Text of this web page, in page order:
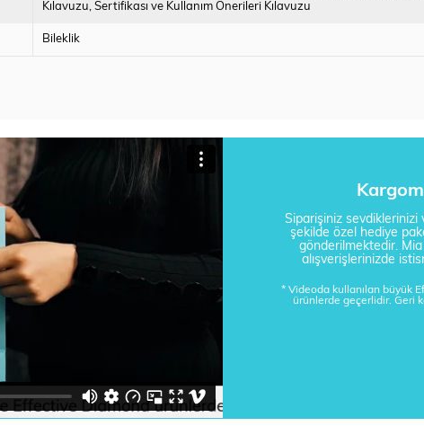
Kılavuzu Sertifikası ve Kullanım Önerileri Kılavuzu
Bileklik
Kargom
Siparişiniz
şekilde özel hediye
gönderilmektedir. Mia
alışverişlerinizde
* Videoda kullanılan büyük
ürünlerde geçerlidir. Geri